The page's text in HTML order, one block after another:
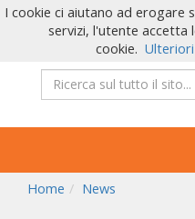
Home
News
I cookie ci aiutano ad erogare
servizi, l'utente accetta
cookie.